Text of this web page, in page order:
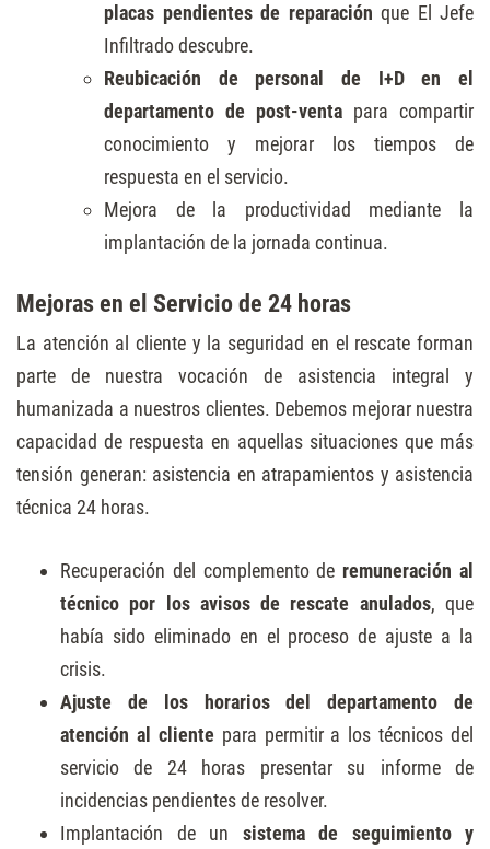
placas pendientes de reparación que El Jefe
Infiltrado descubre.
Reubicación de personal de I+D en el
departamento de post-venta para compartir
conocimiento y mejorar los tiempos de
respuesta en el servicio.
Mejora de la productividad mediante la
implantación de la jornada continua.
Mejoras en el Servicio de 24 horas
La atención al cliente y la seguridad en el rescate forman
parte de nuestra vocación de asistencia integral y
humanizada a nuestros clientes. Debemos mejorar nuestra
capacidad de respuesta en aquellas situaciones que más
tensión generan: asistencia en atrapamientos y asistencia
técnica 24 horas.
Recuperación del complemento de remuneración al
técnico por los avisos de rescate anulados, que
había sido eliminado en el proceso de ajuste a la
crisis.
Ajuste de los horarios del departamento de
atención al cliente para permitir a los técnicos del
servicio de 24 horas presentar su informe de
incidencias pendientes de resolver.
Implantación de un sistema de seguimiento y